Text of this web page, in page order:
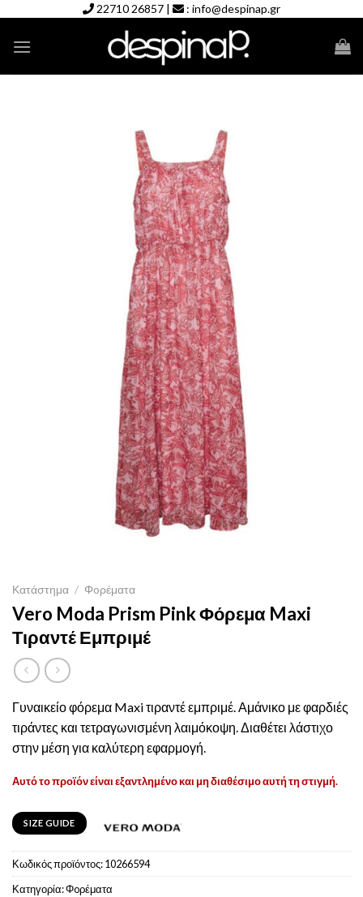
content
22710 26857 | : info@despinap.gr
Κατάστημα / Φoρέματα
Vero Moda Prism Pink Φόρεμα Maxi
Τιραντέ Εμπριμέ
Γυναικείο φόρεμα Maxi τιραντέ εμπριμέ. Αμάνικο με φαρδιές
τιράντες και τετραγωνισμένη λαιμόκοψη. Διαθέτει λάστιχο
στην μέση για καλύτερη εφαρμογή.
Αυτό το προϊόν είναι εξαντλημένο και μη διαθέσιμο αυτή τη στιγμή.
SIZE GUIDE
Κωδικός προϊόντος:10266594
Κατηγορία:Φoρέματα